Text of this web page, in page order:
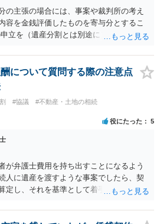
の主張の場合には、事案や裁判所の考え
容を金銭評価したものを寄与分とするこ
立を（遺産分割とは別途に）して、その
ます。 ただ、前提として、遺産分割はし
ら、現実的にはいずれにせよ不動産評価
について質問する際の注意点
#協議
#不動産・土地の相続
役にたった 5
が弁護士費用を持ち出すことになるよう
人に遺産を渡すような事案でしたら、契
定し、それを基準として着手金を設定
言わないで契約はできないです。依頼者